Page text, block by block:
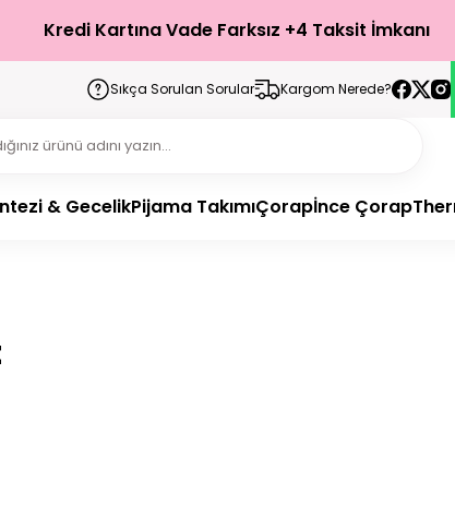
Kredi Kartına Vade Farksız +4 Taksit İmkanı
Türkiye’nin Her Yerine 1-3 İş Günü İçerisinde
Sıkça Sorulan Sorular Kargom Nerede?
& GecelikPijama TakımıÇorapİnce Çorap